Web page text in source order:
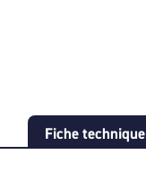
Fiche technique